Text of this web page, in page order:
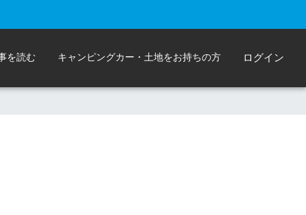
を読む キャンピングカー・土地をお持ちの方 ログイン